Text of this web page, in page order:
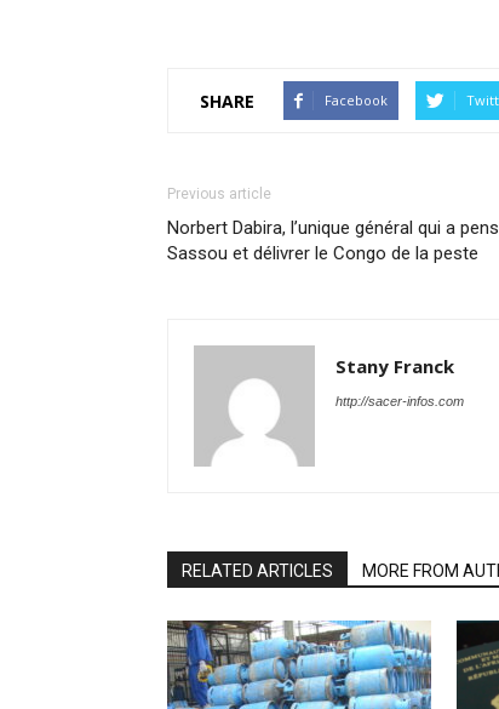
SHARE Facebook
Previous article
Norbert Dabira, l’unique général qui a
Sassou et délivrer le Congo de la peste
Stany Franck
http://sacer-infos.com
RELATED ARTICLES MORE FROM